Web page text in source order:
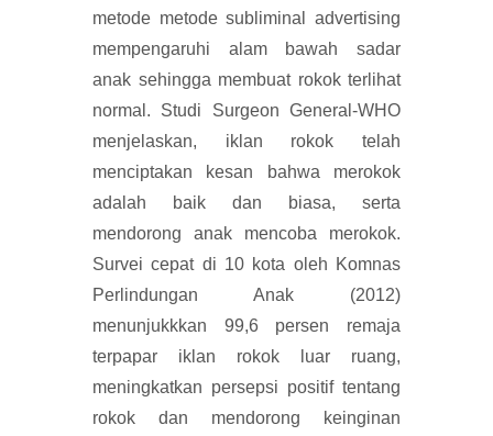
metode metode subliminal advertising
mempengaruhi alam bawah sadar
anak sehingga membuat rokok terlihat
normal. Studi Surgeon General-WHO
menjelaskan, iklan rokok telah
menciptakan kesan bahwa merokok
adalah baik dan biasa, serta
mendorong anak mencoba merokok.
Survei cepat di 10 kota oleh Komnas
Perlindungan Anak (2012)
menunjukkkan 99,6 persen remaja
terpapar iklan rokok luar ruang,
meningkatkan persepsi positif tentang
rokok dan mendorong keinginan